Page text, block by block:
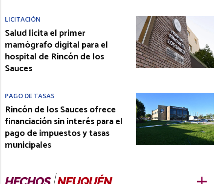
LICITACIÓN
Salud licita el primer
mamógrafo digital para el
hospital de Rincón de los
Sauces
PAGO DE TASAS
Rincón de los Sauces ofrece
financiación sin interés para el
pago de impuestos y tasas
municipales